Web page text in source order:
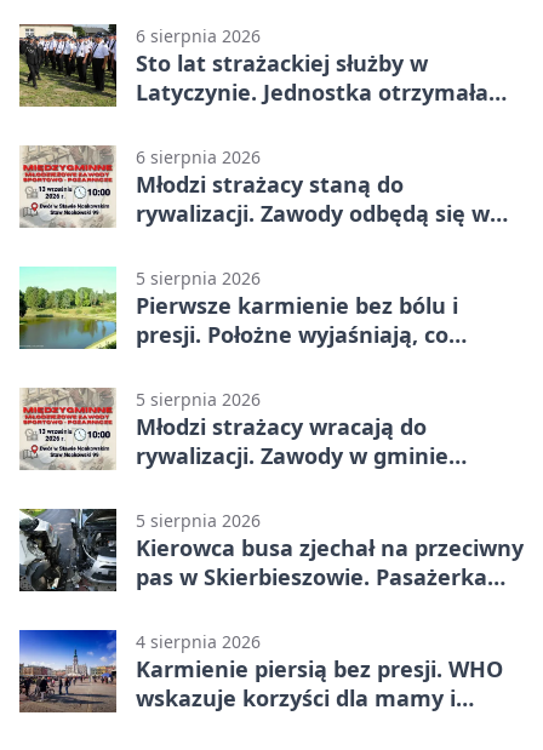
6 sierpnia 2026
Sto lat strażackiej służby w
Latyczynie. Jednostka otrzymała
6 sierpnia 2026
Młodzi strażacy staną do
rywalizacji. Zawody odbędą się w
5 sierpnia 2026
Pierwsze karmienie bez bólu i
presji. Położne wyjaśniają, co
5 sierpnia 2026
Młodzi strażacy wracają do
rywalizacji. Zawody w gminie
5 sierpnia 2026
Kierowca busa zjechał na przeciwny
pas w Skierbieszowie. Pasażerka
4 sierpnia 2026
Karmienie piersią bez presji. WHO
wskazuje korzyści dla mamy i